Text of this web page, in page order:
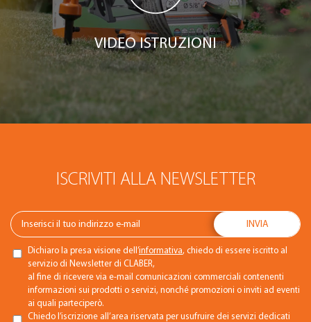
VIDEO ISTRUZIONI
ISCRIVITI ALLA NEWSLETTER
Dichiaro la presa visione dell’informativa, chiedo di essere iscritto al
servizio di Newsletter di CLABER,
al fine di ricevere via e-mail comunicazioni commerciali contenenti
informazioni sui prodotti o servizi, nonché promozioni o inviti ad eventi
ai quali parteciperò.
Chiedo l’iscrizione all’area riservata per usufruire dei servizi dedicati